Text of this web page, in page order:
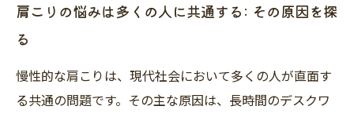
生活習慣を見直して肩こりから解放されるため
自分でできる肩こり対策: 体験談と成功例
快適な毎日を取り戻す: 肩こりを根本から改善し
肩こりの悩みは多くの人に共通する: その原因を探
る
慢性的な肩こりは、現代社会において多くの人が直面す
る共通の問題です。その主な原因は、長時間のデスクワ